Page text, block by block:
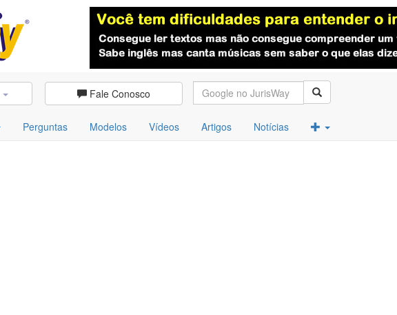
Fale Conosco
Perguntas Modelos Vídeos Artigos Notícias